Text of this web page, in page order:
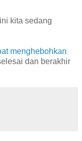
kita sedang
menghebohkan
dan berakhir